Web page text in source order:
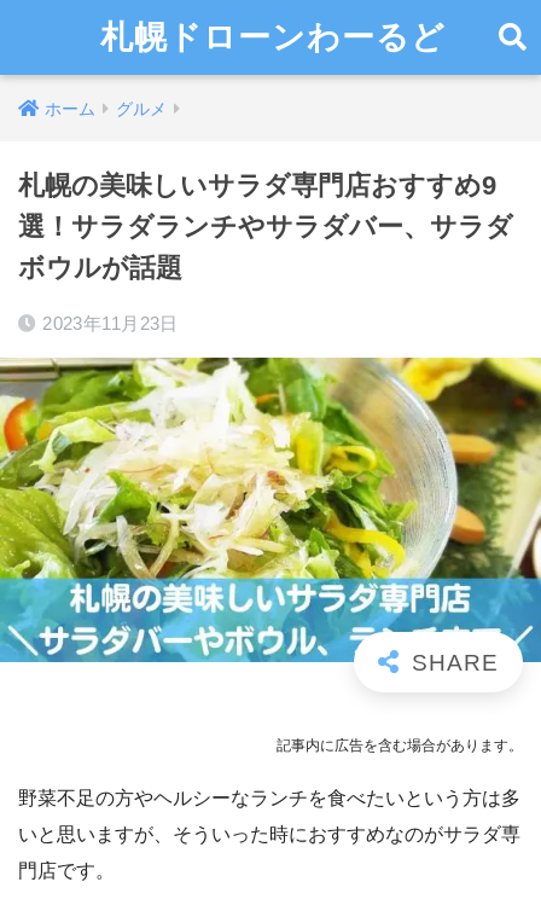
札幌ドローンわーるど
ホーム グルメ
札幌の美味しいサラダ専門店おすすめ9
選！サラダランチやサラダバー、サラダ
ボウルが話題
2023年11月23日
記事内に広告を含む場合があります。
野菜不足の方やヘルシーなランチを食べたいという方は多
いと思いますが、そういった時におすすめなのがサラダ専
門店です。